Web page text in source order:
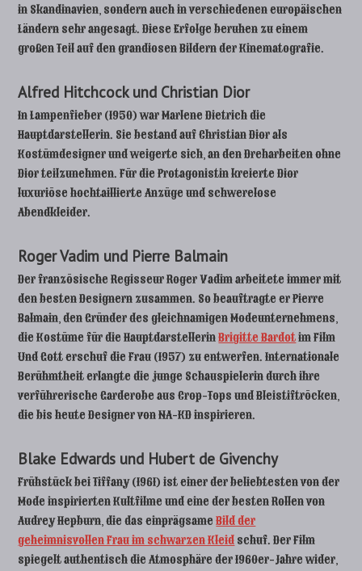
in Skandinavien, sondern auch in verschiedenen europäischen
Ländern sehr angesagt. Diese Erfolge beruhen zu einem
großen Teil auf den grandiosen Bildern der Kinematografie.
Alfred Hitchcock und Christian Dior
In Lampenfieber (1950) war Marlene Dietrich die
Hauptdarstellerin. Sie bestand auf Christian Dior als
Kostümdesigner und weigerte sich, an den Dreharbeiten ohne
Dior teilzunehmen. Für die Protagonistin kreierte Dior
luxuriöse hochtaillierte Anzüge und schwerelose
Abendkleider.
Roger Vadim und Pierre Balmain
Der französische Regisseur Roger Vadim arbeitete immer mit
den besten Designern zusammen. So beauftragte er Pierre
Balmain, den Gründer des gleichnamigen Modeunternehmens,
die Kostüme für die HauptdarstellerinBrigitte Bardotim Film
Und Gott erschuf die Frau (1957) zu entwerfen. Internationale
Berühmtheit erlangte die junge Schauspielerin durch ihre
verführerische Garderobe aus Crop-Tops und Bleistiftröcken,
die bis heute Designer von NA-KD inspirieren.
Blake Edwards und Hubert de Givenchy
Frühstück bei Tiffany (1961) ist einer der beliebtesten von der
Mode inspirierten Kultfilme und eine der besten Rollen von
Audrey Hepburn, die das einprägsameBild der
geheimnisvollen Frau im schwarzen Kleid schuf. Der Film
spiegelt authentisch die Atmosphäre der 1960er-Jahre wider,